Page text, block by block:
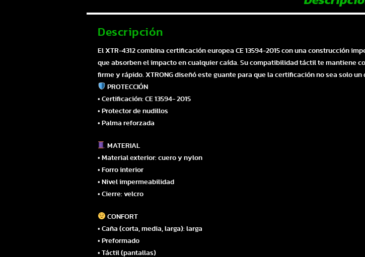
Descripción
El XTR-4312 combina certificación europea CE 13594-2015 con una construcción
que absorben el impacto en cualquier caída. Su compatibilidad táctil te mantiene
firme y rápido. XTRONG diseñó este guante para que la certificación no sea solo
PROTECCIÓN
• Certificación: CE 13594- 2015
• Protector de nudillos
• Palma reforzada
MATERIAL
• Material exterior: cuero y nylon
• Forro interior
• Nivel impermeabilidad
• Cierre: velcro
CONFORT
• Caña (corta, media, larga): larga
• Preformado
• Táctil (pantallas)